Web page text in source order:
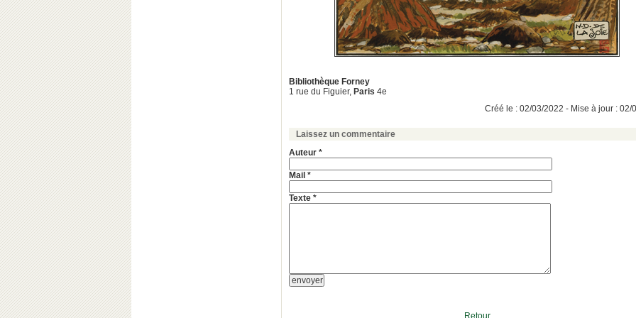
Bibliothèque Forney
1 rue du Figuier, Paris 4e
Créé le : 02/03/2022 - Mise à jour : 02/
Laissez un commentaire
Auteur *
Mail *
Texte *
Retour